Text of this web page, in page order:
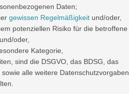
Daten;
gewissen Regelmäßigkeit und/oder,
potenziellen Risiko für die betroffene
oder,
Kategorie,
sind die DSGVO, das BDSG, das
sowie alle weitere Datenschutzvorgaben